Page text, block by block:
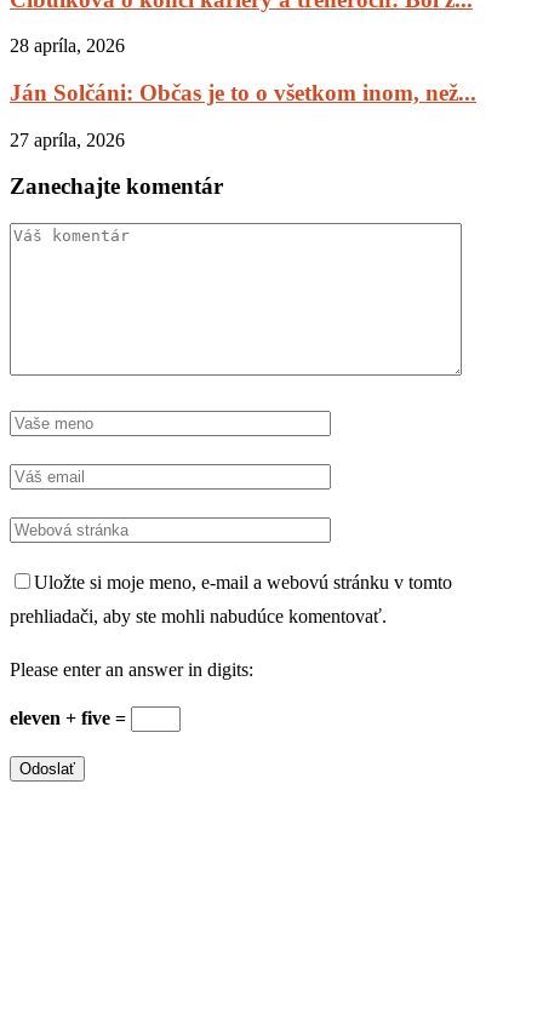
28 apríla, 2026
Ján Solčáni: Občas je to o všetkom inom, než...
27 apríla, 2026
Zanechajte komentár
Uložte si moje meno, e-mail a webovú stránku v tomto
prehliadači, aby ste mohli nabudúce komentovať.
Please enter an answer in digits:
eleven + five =